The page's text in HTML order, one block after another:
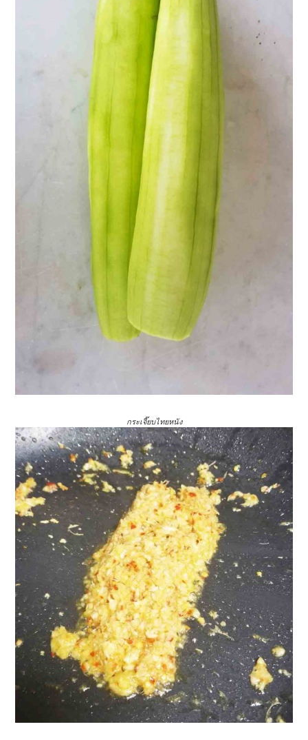
กระเจี๊ยบไทยหนัง